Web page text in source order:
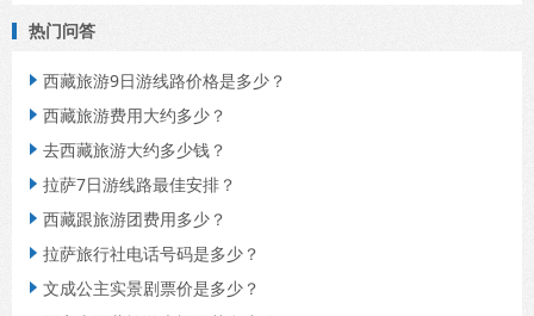
热门问答
 西藏旅游9日游线路价格是多少？
 西藏旅游费用大约多少？
 去西藏旅游大约多少钱？
 拉萨7日游线路最佳安排？
 西藏跟旅游团费用多少？
 拉萨旅行社电话号码是多少？
 文成公主实景剧票价是多少？